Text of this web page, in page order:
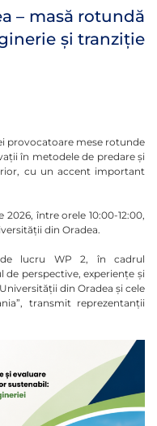
– masă rotundă
și tranziție
provocatoare mese rotunde
în metodele de predare și
cu un accent important
între orele 10:00-12:00,
din Oradea.
de lucru WP 2, în cadrul
de perspective, experiențe și
din Oradea și cele
transmit reprezentanții